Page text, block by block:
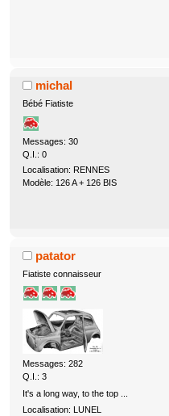
michal
Bébé Fiatiste
Messages: 30
Q.I.: 0
Localisation: RENNES
Modèle: 126 A + 126 BIS
patator
Fiatiste connaisseur
Messages: 282
Q.I.: 3
It's a long way, to the top ...
Localisation: LUNEL